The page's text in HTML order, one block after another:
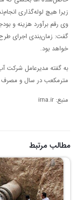
زیرا هیچ لوله‌گذاری
خواهد بود.
مترمکعب در سال و مصرف
منبع: irna.ir
مطالب مرتبط